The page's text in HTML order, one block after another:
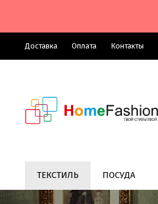
Доставка Оплата Контакты
ТЕКСТИЛЬ ПОСУДА